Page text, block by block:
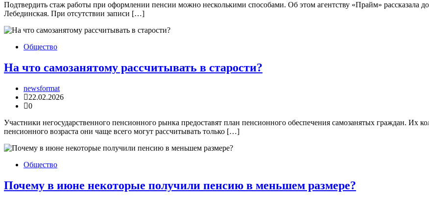
Подтвердить стаж работы при оформлении пенсии можно несколькими способами. Об этом агентству «Прайм» рассказала
Лебединская. При отсутствии записи […]
Общество
На что самозанятому рассчитывать в старости?
newsformat
22.02.2026
0
Участники негосударственного пенсионного рынка предоставят план пенсионного обеспечения самозанятых граждан. Их
пенсионного возраста они чаще всего могут рассчитывать только […]
Общество
Почему в июне некоторые получили пенсию в меньшем размере?